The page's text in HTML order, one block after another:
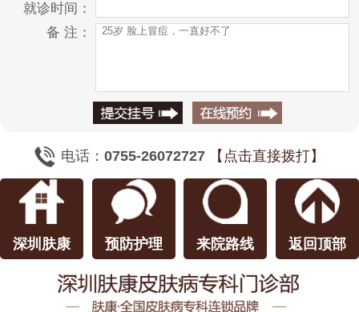
就诊时间：
备 注：
电话：0755-26072727 【点击直接拨打】
深圳肤康 预防护理 来院路线 返回顶部